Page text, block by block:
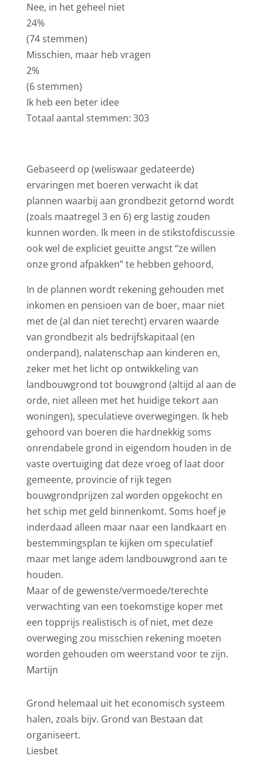
Nee, in het geheel niet
24%
(74 stemmen)
Misschien, maar heb vragen
2%
(6 stemmen)
Ik heb een beter idee
Totaal aantal stemmen: 303
Gebaseerd op (weliswaar gedateerde)
ervaringen met boeren verwacht ik dat
plannen waarbij aan grondbezit getornd wordt
(zoals maatregel 3 en 6) erg lastig zouden
kunnen worden. Ik meen in de stikstofdiscussie
ook wel de expliciet geuitte angst “ze willen
onze grond afpakken” te hebben gehoord,
In de plannen wordt rekening gehouden met
inkomen en pensioen van de boer, maar niet
met de (al dan niet terecht) ervaren waarde
van grondbezit als bedrijfskapitaal (en
onderpand), nalatenschap aan kinderen en,
zeker met het licht op ontwikkeling van
landbouwgrond tot bouwgrond (altijd al aan de
orde, niet alleen met het huidige tekort aan
woningen), speculatieve overwegingen. Ik heb
gehoord van boeren die hardnekkig soms
onrendabele grond in eigendom houden in de
vaste overtuiging dat deze vroeg of laat door
gemeente, provincie of rijk tegen
bouwgrondprijzen zal worden opgekocht en
het schip met geld binnenkomt. Soms hoef je
inderdaad alleen maar naar een landkaart en
bestemmingsplan te kijken om speculatief
maar met lange adem landbouwgrond aan te
houden.
Maar of de gewenste/vermoede/terechte
verwachting van een toekomstige koper met
een topprijs realistisch is of niet, met deze
overweging zou misschien rekening moeten
worden gehouden om weerstand voor te zijn.
Martijn
Grond helemaal uit het economisch systeem
halen, zoals bijv. Grond van Bestaan dat
organiseert.
Liesbet